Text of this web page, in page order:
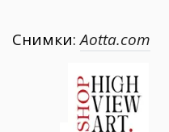
Снимки:Aotta.com